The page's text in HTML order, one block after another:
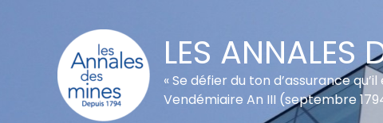
LES ANNALES
« Se défier du ton d’assurance
Vendémiaire An III (septembre